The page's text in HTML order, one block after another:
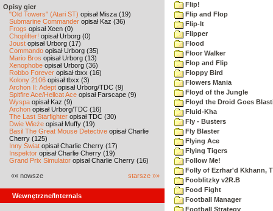
Opisy gier
"Old Towers" (Atari ST) opisał Misza (19)
Submarine Commander opisał Kaz (36)
Frogs opisał Xeen (0)
Choplifter! opisał Urborg (0)
Joust opisał Urborg (17)
Commando opisał Urborg (35)
Mario Bros opisał Urborg (13)
Xenophobe opisał Urborg (36)
Robbo Forever opisał tbxx (16)
Kolony 2106 opisał tbxx (3)
Archon II: Adept opisał Urborg/TDC (9)
Spitfire Ace/Hellcat Ace opisał Farscape (9)
Wyspa opisał Kaz (9)
Archon opisał Urborg/TDC (16)
The Last Starfighter opisał TDC (30)
Dwie Wieże opisał Muffy (19)
Basil The Great Mouse Detective opisał Charlie
Cherry (125)
Inny Świat opisał Charlie Cherry (17)
Inspektor opisał Charlie Cherry (19)
Grand Prix Simulator opisał Charlie Cherry (16)
«« nowsze starsze »»
Wewnętrzne/Internals
Flip!
Flip and Flop
Flip-It
Flipper
Flood
Floor Walker
Flop and Flip
Floppy Bird
Flowers Mania
Floyd of the Jungle
Floyd the Droid Goes
Fluid-Kha
Fly - Busters
Fly Blaster
Flying Ace
Flying Tigers
Follow Me!
Folly of Ezrhar'd Kkhann,
Fooblitzky v2R.B
Food Fight
Football Manager
Football Strategy